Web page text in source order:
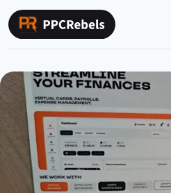
Перейти
содержимому